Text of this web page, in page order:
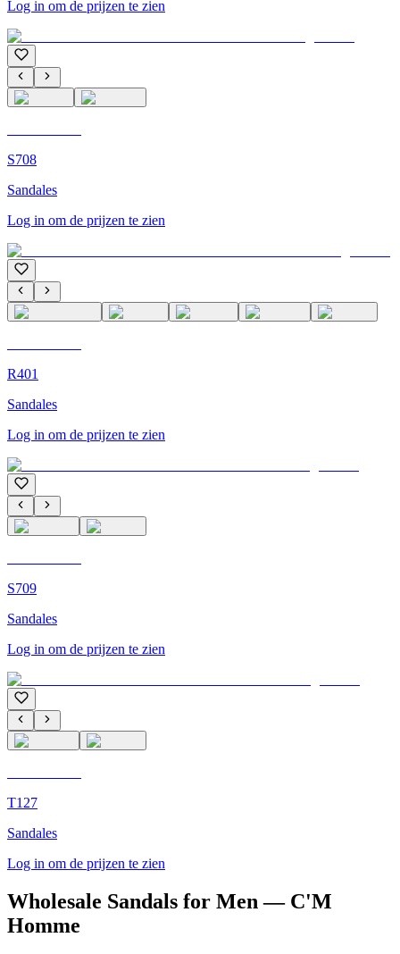
Log in om de prijzen te zien
S708
Sandales
Log in om de prijzen te zien
R401
Sandales
Log in om de prijzen te zien
S709
Sandales
Log in om de prijzen te zien
T127
Sandales
Log in om de prijzen te zien
Wholesale Sandals for Men — C'M
Homme